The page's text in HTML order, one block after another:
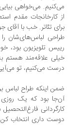
می‌خواهی بیایی طراح
کارخانجات مقدم استعفا
تئاتر. خب با آقای
لباس‌های‌شان را برای
تلویزیون بود، خوشش
علاقه‌مند هستم به کار
می‌کنیم، تو می‌آیی
اینکه طراح لباس برای
بود که یک روزی گفتند
فارغ‌التحصیل
داری انتخاب کن که